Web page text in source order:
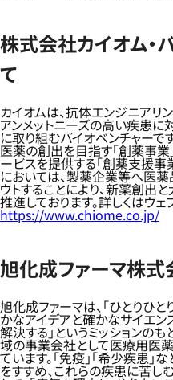
株式会社カイオム・
て
カイオムは、抗体エンジニアリ
アンメットニーズの高い疾患
に取り組むバイオベンチャー
医薬の創出を目指す「創薬事
ービスを提供する「創薬支援事
においては、製薬企業等へ医
ウトすることにより、新薬創出
推進しております。詳しくはウェ
https://www.chiome.co.jp/
旭化成ファーマ株式
旭化成ファーマは、「ひとりひ
かなアイデアと確かなサイエン
解決する」というミッションの
域の事業会社として医療用医
ています。「免疫」「希少疾患
をすすめ、これらの疾患に苦